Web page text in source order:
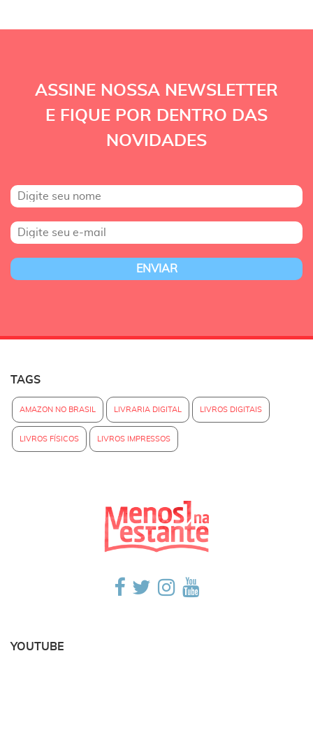
ASSINE NOSSA NEWSLETTER
E FIQUE POR DENTRO DAS
NOVIDADES
TAGS
AMAZON NO BRASIL LIVRARIA DIGITAL LIVROS DIGITAIS
LIVROS FÍSICOS LIVROS IMPRESSOS
YOUTUBE